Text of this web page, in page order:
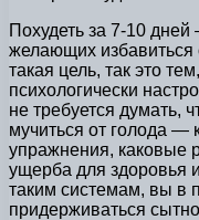
Похудеть за 7-10
желающих
такая цель, так это
психологически
не требуется думать,
мучиться от голода —
упражнения, каковые
ущерба для здоровья
таким системам, вы в
придерживаться